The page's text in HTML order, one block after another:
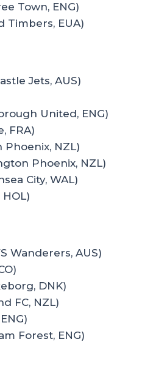
Town, ENG)
Timbers, EUA)
Jets, AUS)
United, ENG)
FRA)
NZL)
Phoenix, NZL)
City, WAL)
Wanderers, AUS)
DNK)
FC, NZL)
Forest, ENG)